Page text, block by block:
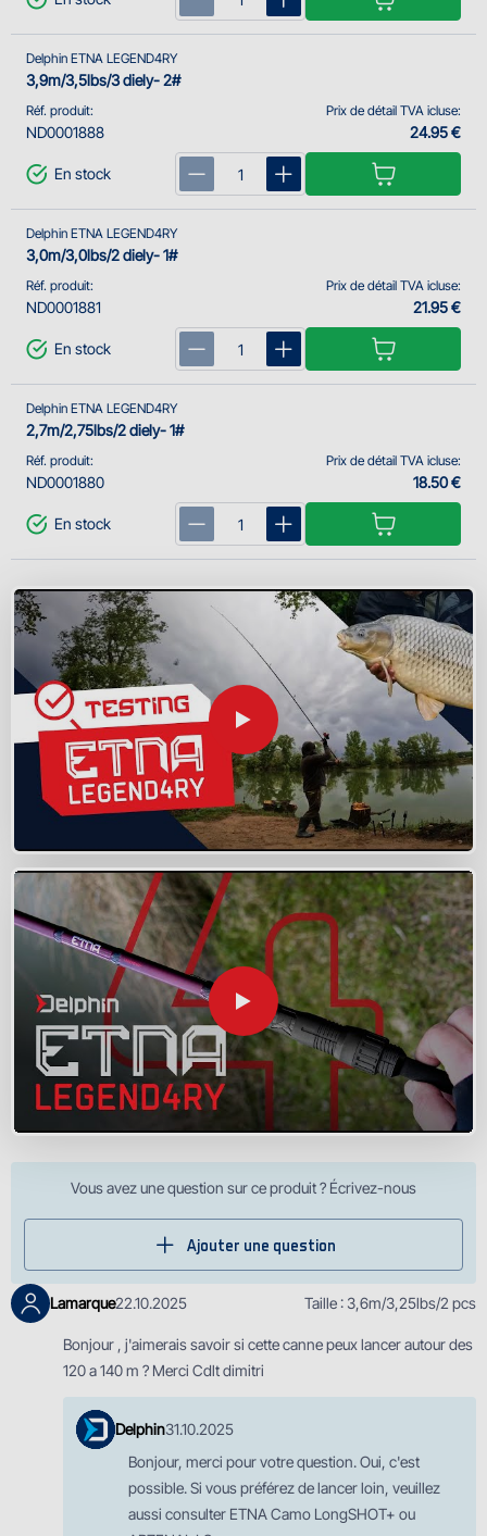
Réf. produit:
ND0001888
Delphin ETNA LEGEND4RY
3,9m/3,5lbs/3 diely- 2#
Prix de détail TVA icluse:
24.95 €
En stock
Réf. produit:
ND0001881
Delphin ETNA LEGEND4RY
3,0m/3,0lbs/2 diely- 1#
Prix de détail TVA icluse:
21.95 €
En stock
Réf. produit:
ND0001880
Delphin ETNA LEGEND4RY
2,7m/2,75lbs/2 diely- 1#
Prix de détail TVA icluse:
18.50 €
En stock
Vous avez une question sur ce produit ? Écrivez-nous
Ajouter une question
Lamarque22.10.2025 Taille : 3,6m/3,25lbs/2 pcs
Bonjour , j'aimerais savoir si cette canne peux lancer autour des
120 a 140 m ? Merci Cdlt dimitri
Delphin31.10.2025
Bonjour, merci pour votre question. Oui, c'est
possible. Si vous préférez de lancer loin, veuillez
aussi consulter ETNA Camo LongSHOT+ ou